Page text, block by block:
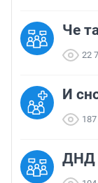
Че
22
И
ДНД